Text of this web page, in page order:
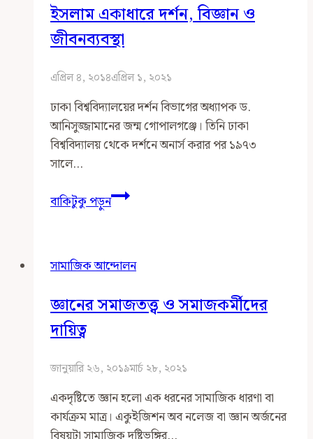
বলছি
ইসলাম একাধারে দর্শন, বিজ্ঞান ও
জীবনব্যবস্থা
এপ্রিল ৪, ২০১৪এপ্রিল ১, ২০২১
ঢাকা বিশ্ববিদ্যালয়ের দর্শন বিভাগের অধ্যাপক ড.
আনিসুজ্জামানের জন্ম গোপালগঞ্জে। তিনি ঢাকা
বিশ্ববিদ্যালয় থেকে দর্শনে অনার্স করার পর ১৯৭৩
সালে…
বাকিটুকু পড়ুনইসলাম
একাধারে
ও
সামাজিক আন্দোলন
জ্ঞানের সমাজতত্ত্ব ও সমাজকর্মীদের
দায়িত্ব
জানুয়ারি ২৬, ২০১৯মার্চ ২৮, ২০২১
একদৃষ্টিতে জ্ঞান হলো এক ধরনের সামাজিক ধারণা বা
কার্যক্রম মাত্র। একুইজিশন অব নলেজ বা জ্ঞান অর্জনের